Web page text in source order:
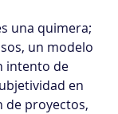
una quimera;
un modelo
intento de
en
de proyectos,